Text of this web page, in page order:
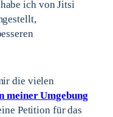
ich von Jitsi
die vielen
meiner Umgebung
Petition für das